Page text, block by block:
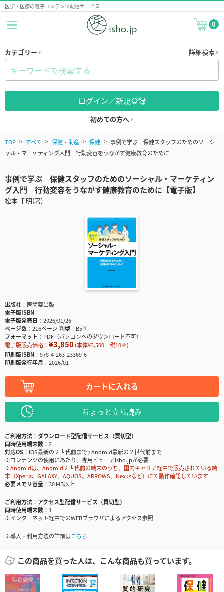
医学・医療の電子コンテンツ配信サービス
0
カテゴリー 詳細検索
ログイン／新規登録
初めての方へ
TOP すべて 保健・助産 保健
事例で学ぶ 保健スタッフのためのソーシ
ャル・マーケティング入門 行動変容をうながす健康教育のために
事例で学ぶ 保健スタッフのためのソーシャル・マーケティン
グ入門 行動変容をうながす健康教育のために【電子版】
松本 千明(著)
出版社
医歯薬出版
電子版ISBN
電子版発売日
2026/01/26
ページ数
216ページ判型
B5判
フォーマット
PDF（パソコンへのダウンロード不可）
電子版販売価格： ¥3,850(本体¥3,500＋税10％)
印刷版ISBN
978-4-263-23369-6
印刷版発行年月
2026/01
カートに入れる
ちょっと立ち読み
ご利用方法
ダウンロード型配信サービス（買切型）
同時使用端末数
2
対応OS
iOS最新の２世代前まで / Android最新の２世代前まで
※コンテンツの使用にあたり、専用ビューアisho.jpが必要
※Androidは、Android２世代前の端末のうち、国内キャリア経由で販売されている端
末（Xperia、GALAXY、AQUOS、ARROWS、Nexusなど）にて動作確認しています
必要メモリ容量
30 MB以上
ご利用方法
アクセス型配信サービス（買切型）
同時使用端末数
1
※インターネット経由でのWEBブラウザによるアクセス参照
※導入・利用方法の詳細はこちら
この商品を買った人は、こんな商品も買っています。